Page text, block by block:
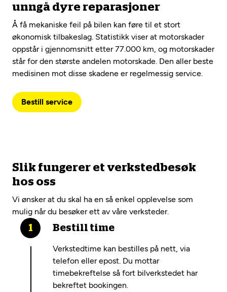
unngå dyre reparasjoner
Å få mekaniske feil på bilen kan føre til et stort
økonomisk tilbakeslag. Statistikk viser at motorskader
oppstår i gjennomsnitt etter 77.000 km, og motorskader
står for den største andelen motorskade. Den aller beste
medisinen mot disse skadene er regelmessig service.
Bestill service
Slik fungerer et verkstedbesøk
hos oss
Vi ønsker at du skal ha en så enkel opplevelse som
mulig når du besøker ett av våre verksteder.
Bestill time
Verkstedtime kan bestilles på nett, via
telefon eller epost. Du mottar
timebekreftelse så fort bilverkstedet har
bekreftet bookingen.